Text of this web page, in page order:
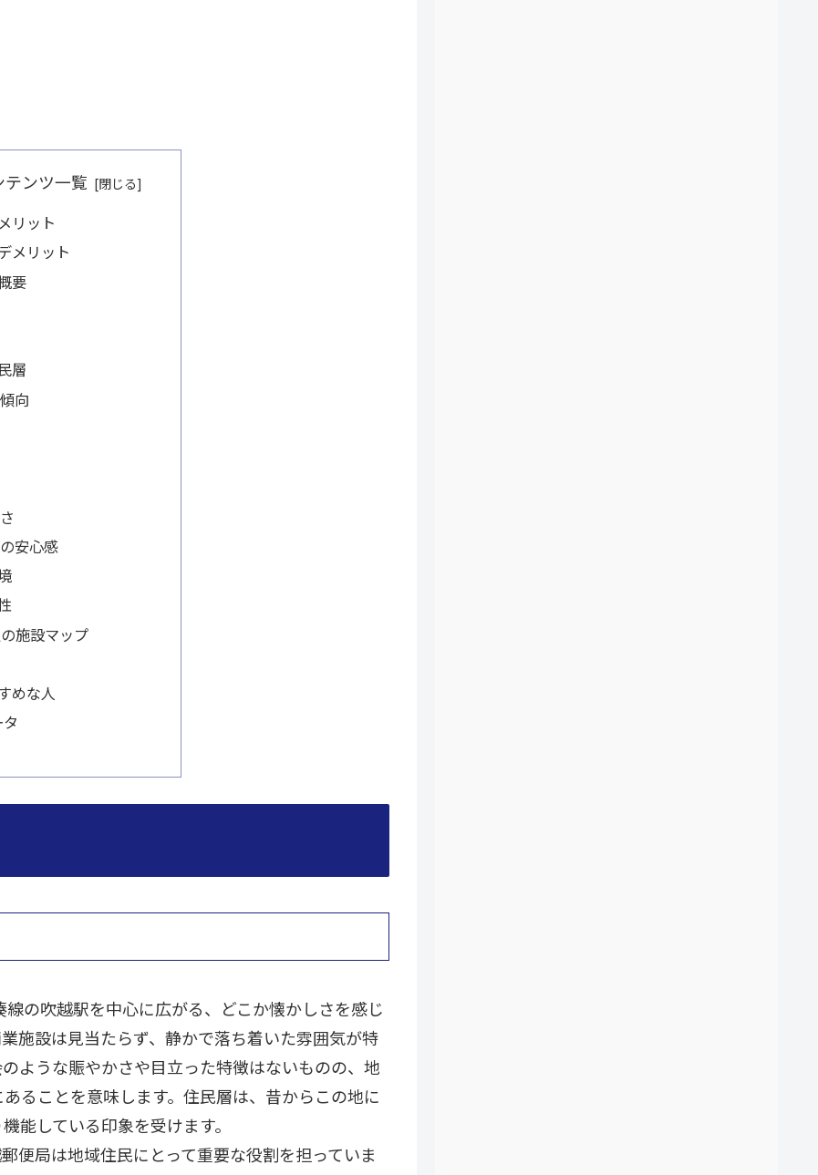
ンツ一覧
リット
メリット
要
層
向
安心感
施設マップ
めな人
の吹越駅を中心に広がる、どこか懐かしさを感じ
施設は見当たらず、静かで落ち着いた雰囲気が特
ような賑やかさや目立った特徴はないものの、地
ることを意味します。住民層は、昔からこの地に
能している印象を受けます。
便局は地域住民にとって重要な役割を担っていま